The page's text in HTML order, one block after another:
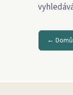
← Domů